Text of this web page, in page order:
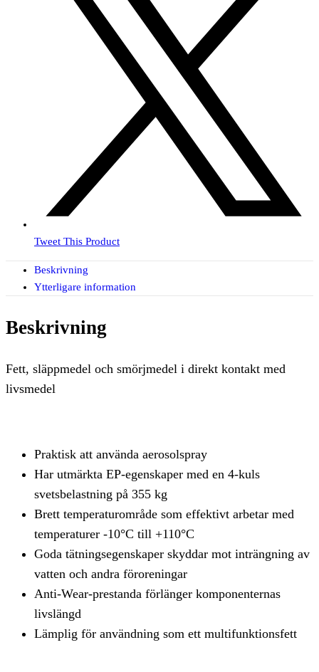
Tweet This Product
Beskrivning
Ytterligare information
Beskrivning
Fett, släppmedel och smörjmedel i direkt kontakt med
livsmedel
Praktisk att använda aerosolspray
Har utmärkta EP-egenskaper med en 4-kuls
svetsbelastning på 355 kg
Brett temperaturområde som effektivt arbetar med
temperaturer -10°C till +110°C
Goda tätningsegenskaper skyddar mot inträngning av
vatten och andra föroreningar
Anti-Wear-prestanda förlänger komponenternas
livslängd
Lämplig för användning som ett multifunktionsfett